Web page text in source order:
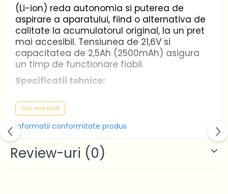
(Li-ion) reda autonomia si puterea de
aspirare a aparatului, fiind o alternativa de
calitate la acumulatorul original, la un pret
mai accesibil. Tensiunea de 21,6V si
capacitatea de 2,5Ah (2500mAh) asigura
un timp de functionare fiabil.
Specificatii tehnice:
Tip: acumulator compatibil pentru
aspirator vertical Dyson
Tensiune: 21,6V
Compozitie chimica: Lithium-ion (Li-ion)
Vezi mai mult
Informatii conformitate produs
Review-uri (0)